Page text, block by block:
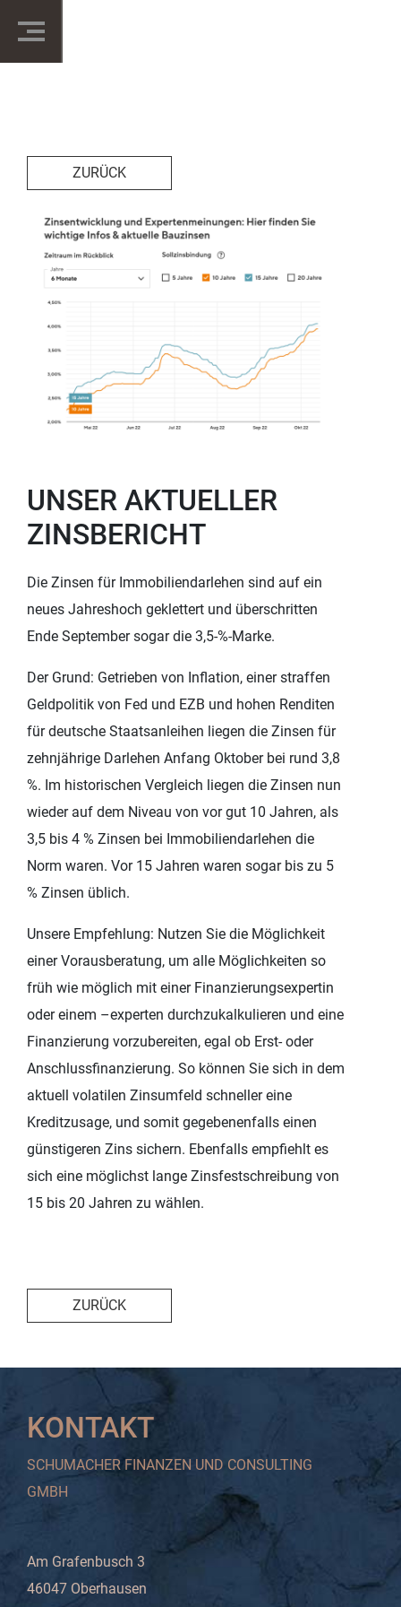
ZURÜCK
UNSER AKTUELLER
ZINSBERICHT
Die Zinsen für Immobiliendarlehen sind auf ein
neues Jahreshoch geklettert und überschritten
Ende September sogar die 3,5-%-Marke.
Der Grund: Getrieben von Inflation, einer straffen
Geldpolitik von Fed und EZB und hohen Renditen
für deutsche Staatsanleihen liegen die Zinsen für
zehnjährige Darlehen Anfang Oktober bei rund 3,8
%. Im historischen Vergleich liegen die Zinsen nun
wieder auf dem Niveau von vor gut 10 Jahren, als
3,5 bis 4 % Zinsen bei Immobiliendarlehen die
Norm waren. Vor 15 Jahren waren sogar bis zu 5
% Zinsen üblich.
Unsere Empfehlung: Nutzen Sie die Möglichkeit
einer Vorausberatung, um alle Möglichkeiten so
früh wie möglich mit einer Finanzierungsexpertin
oder einem –experten durchzukalkulieren und eine
Finanzierung vorzubereiten, egal ob Erst- oder
Anschlussfinanzierung. So können Sie sich in dem
aktuell volatilen Zinsumfeld schneller eine
Kreditzusage, und somit gegebenenfalls einen
günstigeren Zins sichern. Ebenfalls empfiehlt es
sich eine möglichst lange Zinsfestschreibung von
15 bis 20 Jahren zu wählen.
ZURÜCK
KONTAKT
SCHUMACHER FINANZEN UND CONSULTING
GMBH
Am Grafenbusch 3
46047 Oberhausen